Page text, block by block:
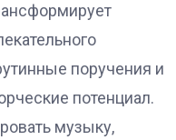
поручения и
потенциал.
музыку,